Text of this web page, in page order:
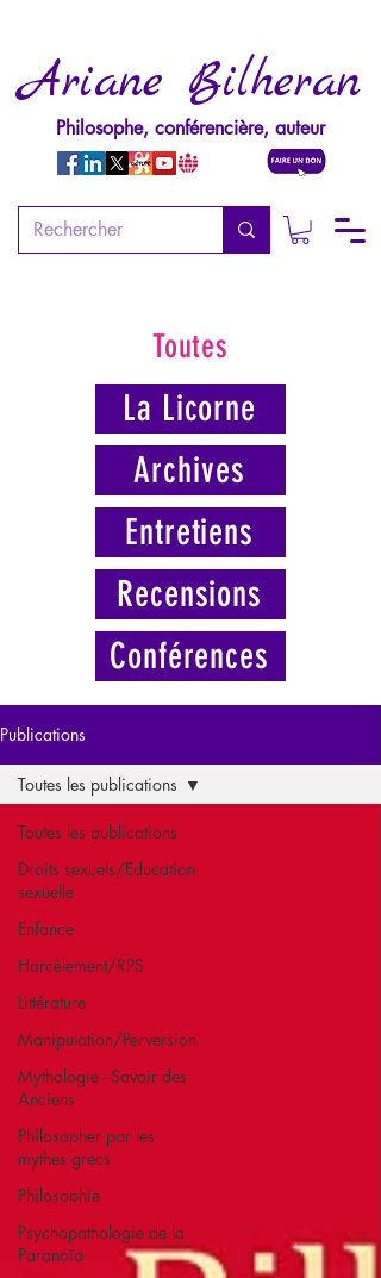
Ariane Bilheran
Philosophe, conférencière, auteur
Toutes
La Licorne
Archives
Entretiens
Recensions
Conférences
Publications
Toutes les publications
Droits sexuels/Education
sexuelle
Enfance
Harcèlement/RPS
Littérature
Manipulation/Perversion
Mythologie - Savoir des
Anciens
Philosopher par les
mythes grecs
Philosophie
Psychopathologie de la
Paranoïa
Toutes les publications